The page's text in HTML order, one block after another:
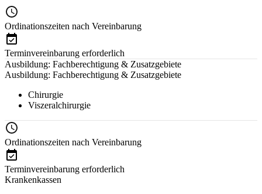
Ordinationszeiten nach Vereinbarung
Terminvereinbarung erforderlich
Ausbildung: Fachberechtigung & Zusatzgebiete
Ausbildung: Fachberechtigung & Zusatzgebiete
Chirurgie
Viszeralchirurgie
Ordinationszeiten nach Vereinbarung
Terminvereinbarung erforderlich
Krankenkassen